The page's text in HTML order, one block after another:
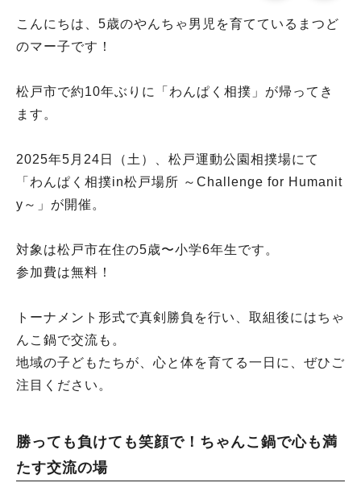
こんにちは、5歳のやんちゃ男児を育てているまつど
のマー子です！
松戸市で約10年ぶりに「わんぱく相撲」が帰ってき
ます。
2025年5月24日（土）、松戸運動公園相撲場にて
「わんぱく相撲in松戸場所 ～Challenge for Humanit
y～」が開催。
対象は松戸市在住の5歳〜小学6年生です。
参加費は無料！
トーナメント形式で真剣勝負を行い、取組後にはちゃ
んこ鍋で交流も。
地域の子どもたちが、心と体を育てる一日に、ぜひご
注目ください。
勝っても負けても笑顔で！ちゃんこ鍋で心も満
たす交流の場